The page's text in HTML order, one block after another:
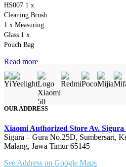
HS007 1 x
Cleaning Brush
1 x Measuring
Glass 1 x
Pouch Bag
Read more
Quick view
OUR ADDRESS
Xiaomi Authorized Store Av.
Sigura – Gura No.25D, Sumbersari,
Malang, Jawa Timur 65145
See Address on Google Maps